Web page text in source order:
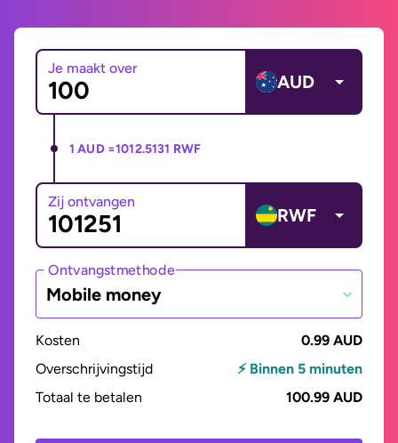
Je maakt over
AUD
1 AUD =1012.5131 RWF
Zij ontvangen
RWF
Ontvangstmethode
Mobile money
Kosten
0.99 AUD
Overschrijvingstijd
⚡ Binnen 5 minuten
Totaal te betalen
100.99 AUD